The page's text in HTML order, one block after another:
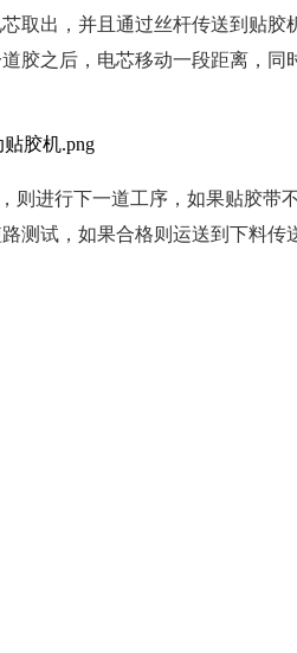
出，并且通过丝杆传送到贴
之后，电芯移动一段距离，
进行下一道工序，如果贴胶
试，如果合格则运送到下料传